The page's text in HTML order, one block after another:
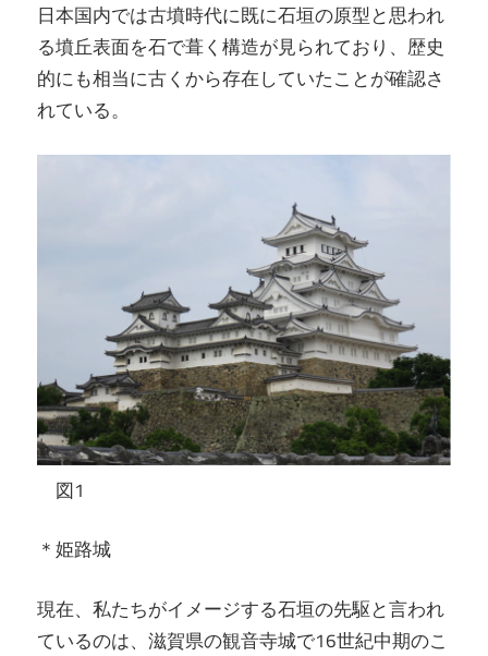
日本国内では古墳時代に既に石垣の原型と思われ
る墳丘表面を石で葺く構造が見られており、歴史
的にも相当に古くから存在していたことが確認さ
れている。
図1
＊姫路城
現在、私たちがイメージする石垣の先駆と言われ
ているのは、滋賀県の観音寺城で16世紀中期のこ